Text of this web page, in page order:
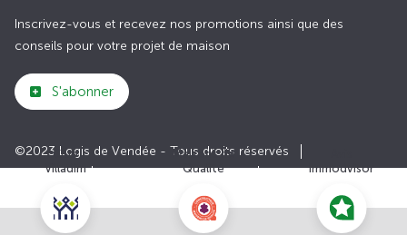
Club
Villadim
Maisons de
Qualité
Immodvisor
Inscrivez-vous et recevez nos promotions ainsi que des
conseils pour votre projet de maison
S'abonner
©2023 Logis de Vendée - Tous droits réservés
Plan du site
Paramètres des cookies
Politiques de Confidentialités
Recrutement
Parrainer un ami Le groupe VILLADIM